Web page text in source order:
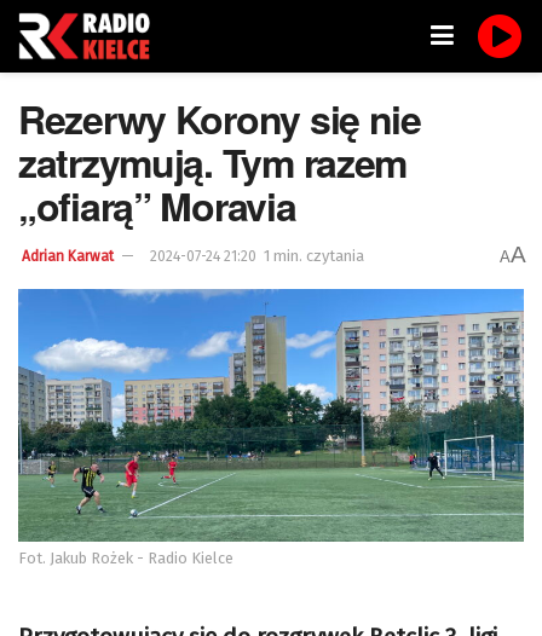
Rezerwy Korony się nie
zatrzymują. Tym razem
„ofiarą” Moravia
Adrian Karwat 2024-07-24 21:20 1 min. czytania AA
Fot. Jakub Rożek - Radio Kielce